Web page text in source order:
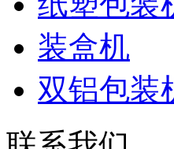
装盒机
双铝包装